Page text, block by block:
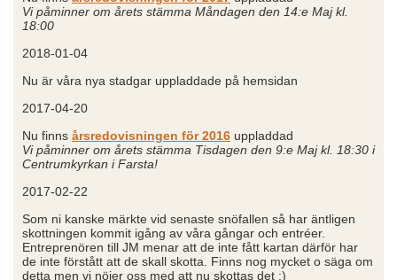
Vi påminner om årets stämma Måndagen den 14:e Maj kl.
18:00
2018-01-04
Nu är våra nya stadgar uppladdade på hemsidan
2017-04-20
Nu finns årsredovisningen för 2016 uppladdad
Vi påminner om årets stämma Tisdagen den 9:e Maj kl. 18:30 i
Centrumkyrkan i Farsta!
2017-02-22
Som ni kanske märkte vid senaste snöfallen så har äntligen
skottningen kommit igång av våra gångar och entréer.
Entreprenören till JM menar att de inte fått kartan därför har
de inte förstått att de skall skotta. Finns nog mycket o säga om
detta men vi nöjer oss med att nu skottas det :)